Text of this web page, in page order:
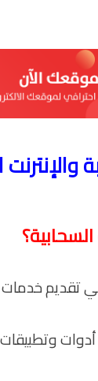
تقديم خدمات
وتطبيقات